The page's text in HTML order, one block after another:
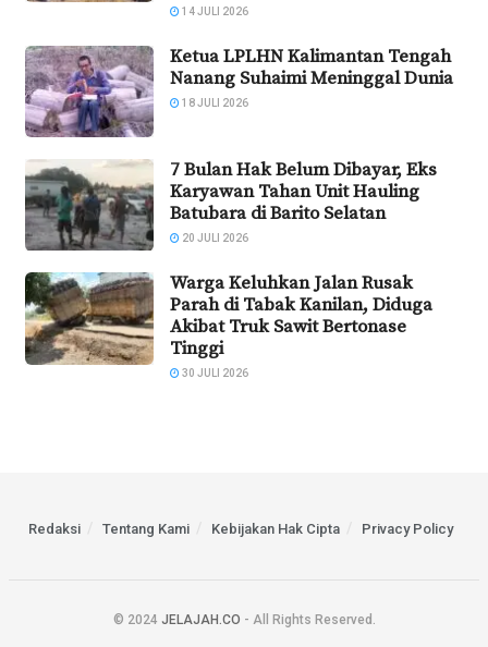
14 JULI 2026
Ketua LPLHN Kalimantan Tengah
Nanang Suhaimi Meninggal Dunia
18 JULI 2026
7 Bulan Hak Belum Dibayar, Eks
Karyawan Tahan Unit Hauling
Batubara di Barito Selatan
20 JULI 2026
Warga Keluhkan Jalan Rusak
Parah di Tabak Kanilan, Diduga
Akibat Truk Sawit Bertonase
Tinggi
30 JULI 2026
Redaksi Tentang Kami Kebijakan Hak Cipta Privacy Policy
© 2024 JELAJAH.CO - All Rights Reserved.